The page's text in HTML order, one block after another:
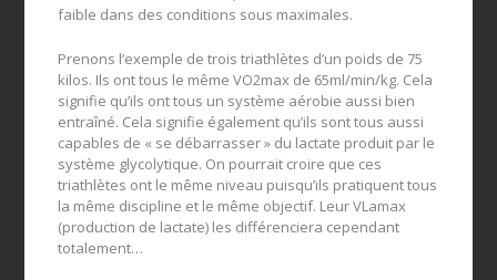
faible dans des conditions sous maximales.
Prenons l’exemple de trois triathlètes d’un poids de 75
kilos. Ils ont tous le même VO2max de 65ml/min/kg. Cela
signifie qu’ils ont tous un système aérobie aussi bien
entraîné. Cela signifie également qu’ils sont tous aussi
capables de « se débarrasser » du lactate produit par le
système glycolytique. On pourrait croire que ces
triathlètes ont le même niveau puisqu’ils pratiquent tous
la même discipline et le même objectif. Leur VLamax
(production de lactate) les différenciera cependant
totalement…